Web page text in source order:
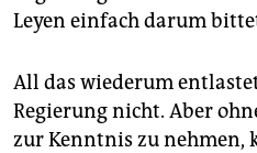
Leyen einfach darum
All das wiederum
Regierung nicht. Aber
zur Kenntnis zu nehmen,